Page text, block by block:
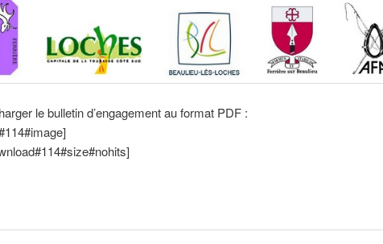
le bulletin d’engagement au format PDF :